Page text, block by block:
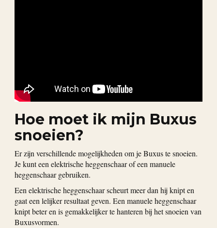
Hoe moet ik mijn Buxus
snoeien?
Er zijn verschillende mogelijkheden om je Buxus te snoeien.
Je kunt een elektrische heggenschaar of een manuele
heggenschaar gebruiken.
Een elektrische heggenschaar scheurt meer dan hij knipt en
gaat een lelijker resultaat geven. Een manuele heggenschaar
knipt beter en is gemakkelijker te hanteren bij het snoeien van
Buxusvormen.